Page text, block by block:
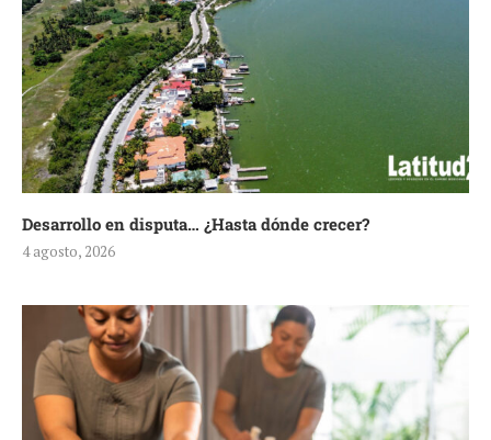
Desarrollo en disputa… ¿Hasta dónde crecer?
4 agosto, 2026